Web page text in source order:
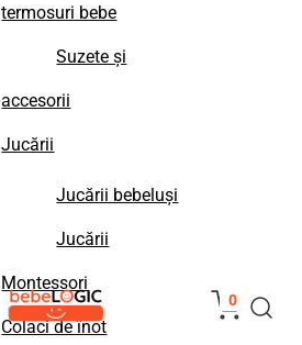
termosuri bebe
Suzete și
accesorii
Jucării
Jucării bebeluși
Jucării
Montessori
Colaci de înot
0